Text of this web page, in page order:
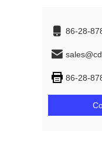
86-28-
86-28-